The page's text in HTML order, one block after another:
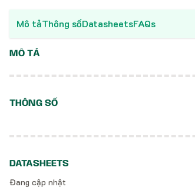
Mô tảThông sốDatasheetsFAQs
MÔ TẢ
THÔNG SỐ
DATASHEETS
Đang cập nhật